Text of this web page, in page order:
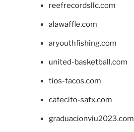
reefrecordsllc.com
alawaffle.com
aryouthfishing.com
united-basketball.com
tios-tacos.com
cafecito-satx.com
graduacionviu2023.com